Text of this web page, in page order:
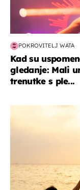
POKROVITELJ WATA
Kad su
gledanje: Mali
trenutke s ple...